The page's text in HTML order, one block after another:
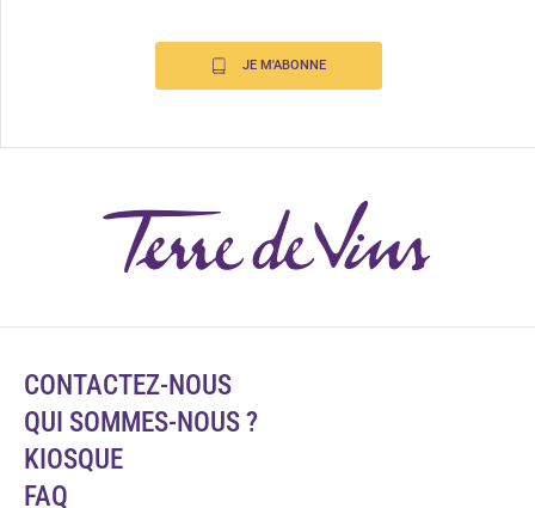
JE M'ABONNE
CONTACTEZ-NOUS
QUI SOMMES-NOUS ?
KIOSQUE
FAQ